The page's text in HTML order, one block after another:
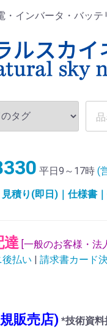
・インバータ・バッ
平日9～17時(
積り(即日)｜仕様書
達 [一般のお客様・法
後払い | 請求書カード
販売店) *技術資